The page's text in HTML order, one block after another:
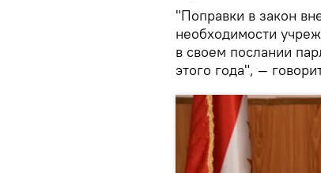
"Поправки в закон
необходимости
в своем послании
этого года", —